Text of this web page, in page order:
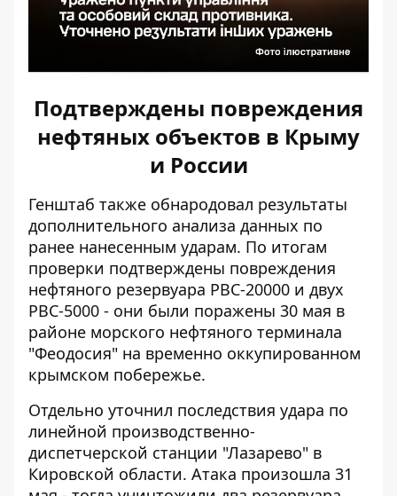
Подтверждены повреждения
нефтяных объектов в Крыму
и России
Генштаб также обнародовал результаты
дополнительного анализа данных по
ранее нанесенным ударам. По итогам
проверки подтверждены повреждения
нефтяного резервуара РВС-20000 и двух
РВС-5000 - они были поражены 30 мая в
районе морского нефтяного терминала
"Феодосия" на временно оккупированном
крымском побережье.
Отдельно уточнил последствия удара по
линейной производственно-
диспетчерской станции "Лазарево" в
Кировской области. Атака произошла 31